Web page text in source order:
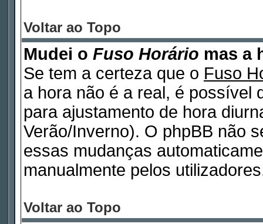
Voltar ao Topo
Mudei o Fuso Horário mas a
Se tem a certeza que o Fuso
a hora não é a real, é possível
para ajustamento de hora
Verão/Inverno). O phpBB não
essas mudanças
manualmente pelos
Voltar ao Topo